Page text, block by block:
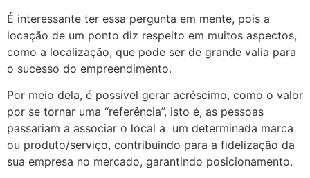
É interessante ter essa pergunta em mente, pois a
locação de um ponto diz respeito em muitos aspectos,
como a localização, que pode ser de grande valia para
o sucesso do empreendimento.
Por meio dela, é possível gerar acréscimo, como o valor
por se tornar uma “referência”, isto é, as pessoas
passariam a associar o local a um determinada marca
ou produto/serviço, contribuindo para a fidelização da
sua empresa no mercado, garantindo posicionamento.